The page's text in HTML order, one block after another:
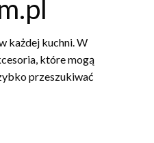
każdej kuchni. W
które mogą
przeszukiwać